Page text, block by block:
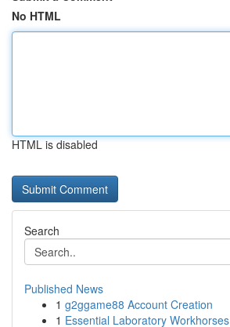
No HTML
HTML is disabled
Search
Published News
1 g2ggame88 Account Creation
1 Essential Laboratory Workhorses